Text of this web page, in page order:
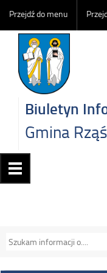
Przejdź do menu
Biuletyn
Gmina